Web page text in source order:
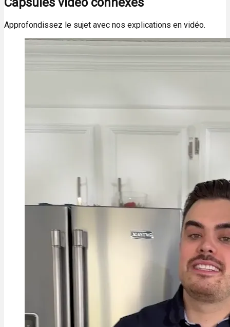
Approfondissez le sujet avec nos explications en vidéo.